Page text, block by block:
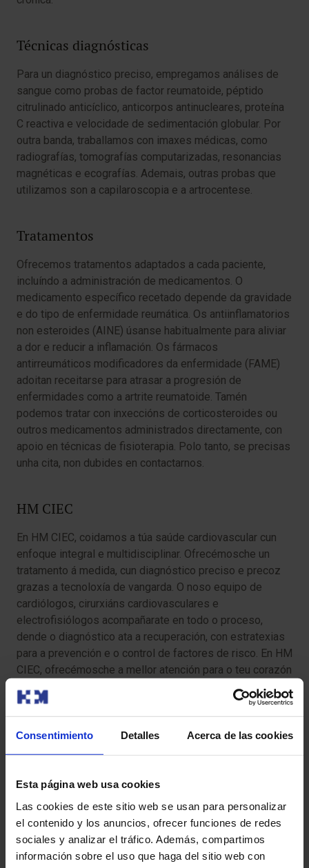
Consentimiento Detalles Acerca de las cookies
Esta página web usa cookies
Las cookies de este sitio web se usan para personalizar
el contenido y los anuncios, ofrecer funciones de redes
sociales y analizar el tráfico. Además, compartimos
información sobre el uso que haga del sitio web con
Técnicas diagnósticas
Para un diagnóstico preciso, empregamos análises de
sangue como probas de factor reumatoide, péptido
citrulinado anticíclico, anticorpos antinucleares, proteína
C reactiva e velocidade de sedimentación globular. Por
outra banda, traballamos con imaxes médicas, como
radiografías, tomografías computarizadas, resonancias
magnéticas e ecografías. Ademais, outras probas que
utilizamos son a capilaroscopia e a artrocentese.
Tratamentos
Ofrecemos tratamentos adaptados a cada paciente,
incluíndo a administración de medicamentos. O
medicamento específico recetado depende da gravidade
e do tipo de enfermidade reumática. Os antiinflamatorios
non esteroides (AINE) úsanse habitualmente para aliviar
a dor e reducir a inflamación. Os fármacos
antirreumáticos modificadores da enfermidade (FAME)
adoitan receitarse para atrasar a progresión de
enfermidades como a artrite reumatoide. Tamén
podemos tratar con inxeccións de corticosteroides ou
outros medicamentos administrados directamente, con
apoio en técnicas de fisioterapia. Polo tanto, se precisas
unha cita, non dubides en contactarnos.
HM CIEC
En HM CIEC, coidamos a túa saúde cardiovascular cun
enfoque integral e multidisciplinar. Ofrecémosche un
tratamento á medida, cun diagnóstico preciso e precoz
grazas a tecnoloxía de vangarda. O noso equipo de
cardiólogos, cirurxiáns cardiovasculares e
electrofisiólogos acompañarate en todo o proceso,
dende o diagnóstico ata a recuperación, con estratexias
para a prevención e o control de factores de risco. En HM
CIEC, ofrecémosche a mellor atención para o teu corazón
nunha contorna humana e próxima.